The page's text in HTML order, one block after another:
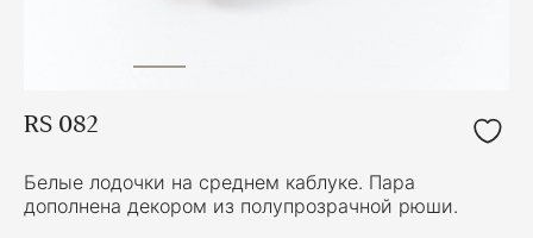
RS 082
Белые лодочки на среднем каблуке. Пара
дополнена декором из полупрозрачной рюши.